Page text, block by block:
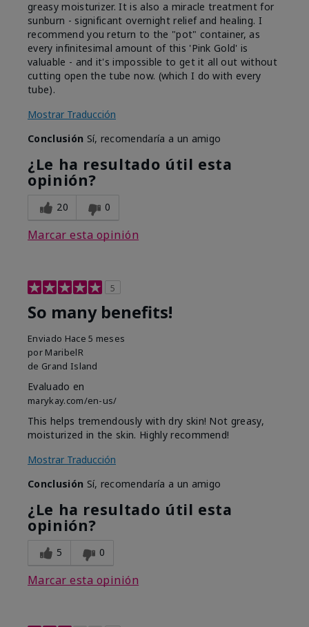
greasy moisturizer. It is also a miracle treatment for
sunburn - significant overnight relief and healing. I
recommend you return to the "pot" container, as
every infinitesimal amount of this 'Pink Gold' is
valuable - and it's impossible to get it all out without
cutting open the tube now. (which I do with every
tube).
Mostrar Traducción
Conclusión Sí, recomendaría a un amigo
¿Le ha resultado útil esta
opinión?
20 0
Marcar esta opinión
5
So many benefits!
Enviado Hace 5 meses
por MaribelR
de Grand Island
Evaluado en
marykay.com/en-us/
This helps tremendously with dry skin! Not greasy,
moisturized in the skin. Highly recommend!
Mostrar Traducción
Conclusión Sí, recomendaría a un amigo
¿Le ha resultado útil esta
opinión?
5 0
Marcar esta opinión